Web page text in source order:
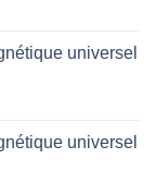
universel
universel